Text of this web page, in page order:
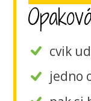
cvik
jedno